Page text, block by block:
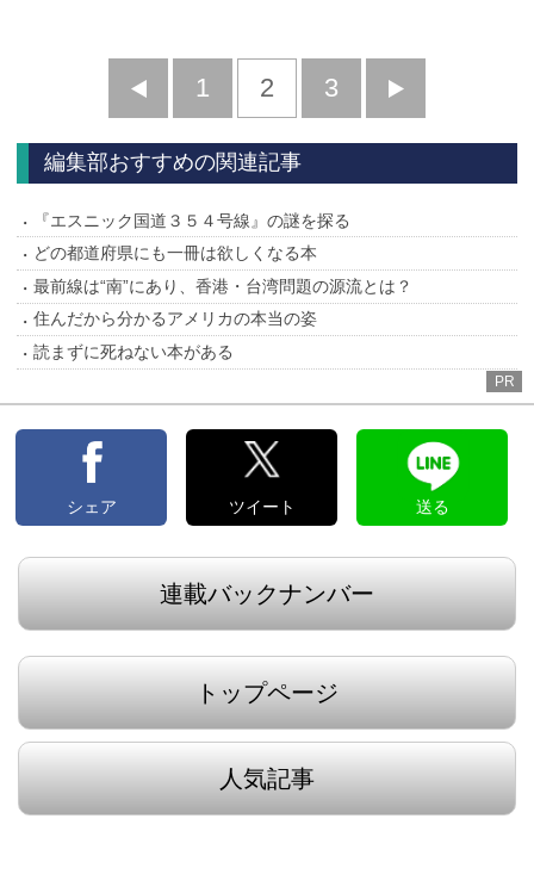
前
へ
1 2 3
へ
編集部おすすめの関連記事
『エスニック国道３５４号線』の謎を探る
どの都道府県にも一冊は欲しくなる本
最前線は“南”にあり、香港・台湾問題の源流とは？
住んだから分かるアメリカの本当の姿
読まずに死ねない本がある
PR
シェア ツイート 送る
連載バックナンバー
トップページ
人気記事